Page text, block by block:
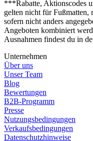
***Rabatte, Aktionscodes
gelten nicht für Fußmatten,
sofern nicht anders
Angeboten kombiniert
Ausnahmen findest du in
Unternehmen
Über uns
Unser Team
Blog
Bewertungen
B2B-Programm
Presse
Nutzungsbedingungen
Verkaufsbedingungen
Datenschutzhinweise